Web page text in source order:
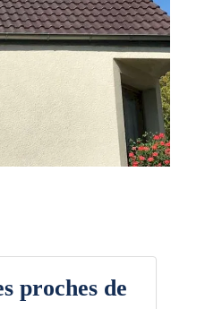
proches de